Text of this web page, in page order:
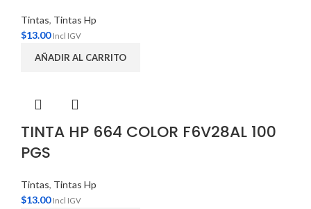
Tintas, Tintas Hp
$13.00 Incl IGV
AÑADIR AL CARRITO
TINTA HP 664 COLOR F6V28AL 100
PGS
Tintas, Tintas Hp
$13.00 Incl IGV